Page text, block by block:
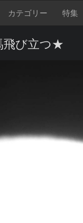
カテゴリー 特集
び立つ★